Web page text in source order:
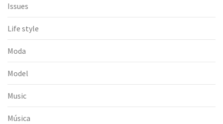
Issues
Life style
Moda
Model
Music
Música